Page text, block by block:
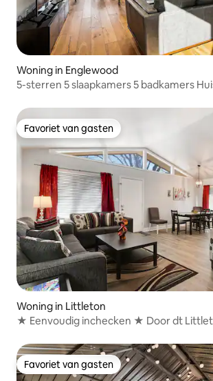
Woning in Englewood
5-sterren 5 slaapkamers 5 badkamers
Favoriet van gasten
Favoriet van gasten
Woning in Littleton
★ Eenvoudig inchecken ★ Door dt
Favoriet van gasten
Favoriet van gasten